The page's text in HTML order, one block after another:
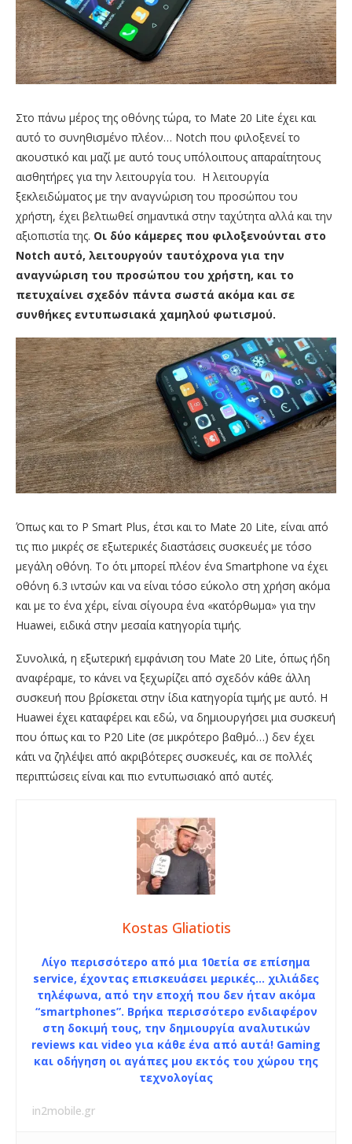
Στο πάνω μέρος της οθόνης τώρα, το Mate 20 Lite έχει και
αυτό το συνηθισμένο πλέον… Notch που φιλοξενεί το
ακουστικό και μαζί με αυτό τους υπόλοιπους απαραίτητους
αισθητήρες για την λειτουργία του. Η λειτουργία
ξεκλειδώματος με την αναγνώριση του προσώπου του
χρήστη, έχει βελτιωθεί σημαντικά στην ταχύτητα αλλά και την
αξιοπιστία της. Οι δύο κάμερες που φιλοξενούνται στο
Notch αυτό, λειτουργούν ταυτόχρονα για την
αναγνώριση του προσώπου του χρήστη, και το
πετυχαίνει σχεδόν πάντα σωστά ακόμα και σε
συνθήκες εντυπωσιακά χαμηλού φωτισμού.
Όπως και το P Smart Plus, έτσι και το Mate 20 Lite, είναι από
τις πιο μικρές σε εξωτερικές διαστάσεις συσκευές με τόσο
μεγάλη οθόνη. Το ότι μπορεί πλέον ένα Smartphone να έχει
οθόνη 6.3 ιντσών και να είναι τόσο εύκολο στη χρήση ακόμα
και με το ένα χέρι, είναι σίγουρα ένα «κατόρθωμα» για την
Huawei, ειδικά στην μεσαία κατηγορία τιμής.
Συνολικά, η εξωτερική εμφάνιση του Mate 20 Lite, όπως ήδη
αναφέραμε, το κάνει να ξεχωρίζει από σχεδόν κάθε άλλη
συσκευή που βρίσκεται στην ίδια κατηγορία τιμής με αυτό. Η
Huawei έχει καταφέρει και εδώ, να δημιουργήσει μια συσκευή
που όπως και το P20 Lite (σε μικρότερο βαθμό…) δεν έχει
κάτι να ζηλέψει από ακριβότερες συσκευές, και σε πολλές
περιπτώσεις είναι και πιο εντυπωσιακό από αυτές.
Kostas Gliatiotis
Λίγο περισσότερο από μια 10ετία σε επίσημα
service, έχοντας επισκευάσει μερικές… χιλιάδες
τηλέφωνα, από την εποχή που δεν ήταν ακόμα
“smartphones”. Βρήκα περισσότερο ενδιαφέρον
στη δοκιμή τους, την δημιουργία αναλυτικών
reviews και video για κάθε ένα από αυτά! Gaming
και οδήγηση οι αγάπες μου εκτός του χώρου της
τεχνολογίας
in2mobile.gr